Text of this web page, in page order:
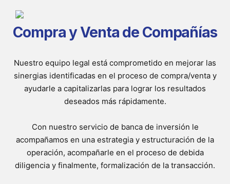
Compra y Venta de Compañías
Nuestro equipo legal está comprometido en mejorar las
sinergias identificadas en el proceso de compra/venta y
ayudarle a capitalizarlas para lograr los resultados
deseados más rápidamente.
Con nuestro servicio de banca de inversión le
acompañamos en una estrategia y estructuración de la
operación, acompañarle en el proceso de debida
diligencia y finalmente, formalización de la transacción.